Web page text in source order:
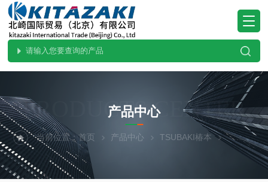
PRODUCTS CENTER
产品中心
当前位置：首页 产品中心 TSUBAKI椿本 直线作动